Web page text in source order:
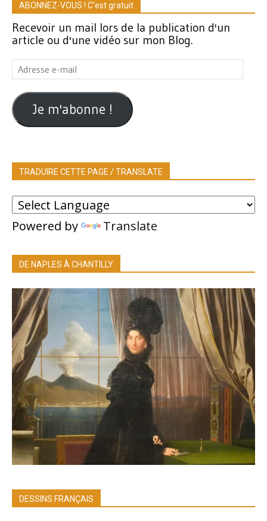
ABONNEZ-VOUS ! C'est gratuit
Recevoir un mail lors de la publication d'un
article ou d'une vidéo sur mon Blog.
Adresse
e-
mail
Je m'abonne !
TRADUIRE CETTE PAGE / TRANSLATE
Powered by Translate
DE NAPLES À CHANTILLY
DESSINS FRANÇAIS